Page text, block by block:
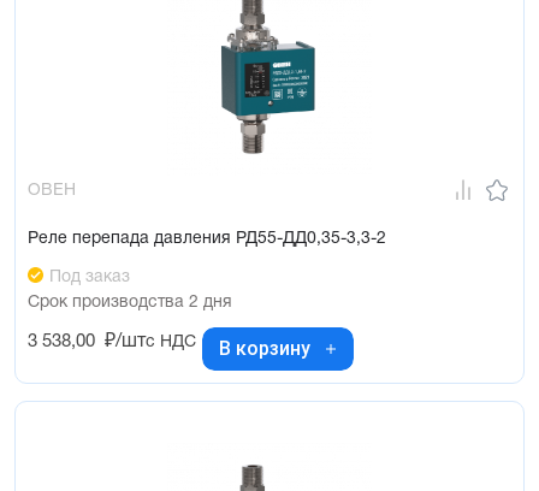
ОВЕН
Реле перепада давления РД55-ДД0,35-3,3-2
Под заказ
Срок производства 2 дня
3 538,00 ₽/штс НДС В корзину